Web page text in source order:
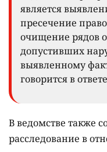
является
пресечение
очищение рядов
допустивших
выявленному
говорится в
В ведомстве также
расследование в